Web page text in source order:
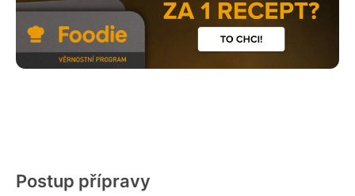
Postup přípravy